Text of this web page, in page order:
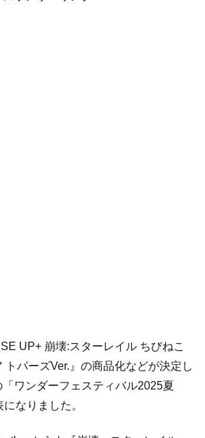
UP+ 崩壊:スターレイル ちびねこ
トパーズVer.』の商品化などが決定し
ワンダーフェスティバル2025夏
なりました。